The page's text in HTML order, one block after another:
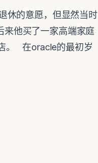
休的意愿，但显然当时
他买了一家高端家庭
。 在oracle的最初岁